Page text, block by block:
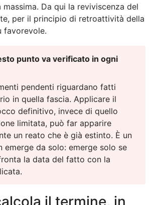
Da qui la reviviscenza del
per il principio di retroattività della
favorevole.
punto va verificato in ogni
pendenti riguardano fatti
in quella fascia. Applicare il
definitivo, invece di quello
limitata, può far apparire
un reato che è già estinto. È un
emerge da solo: emerge solo se
la data del fatto con la
il termine, in